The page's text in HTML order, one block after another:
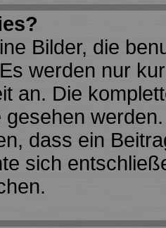
Bilder, die
werden nur
an. Die
dass ein
sich